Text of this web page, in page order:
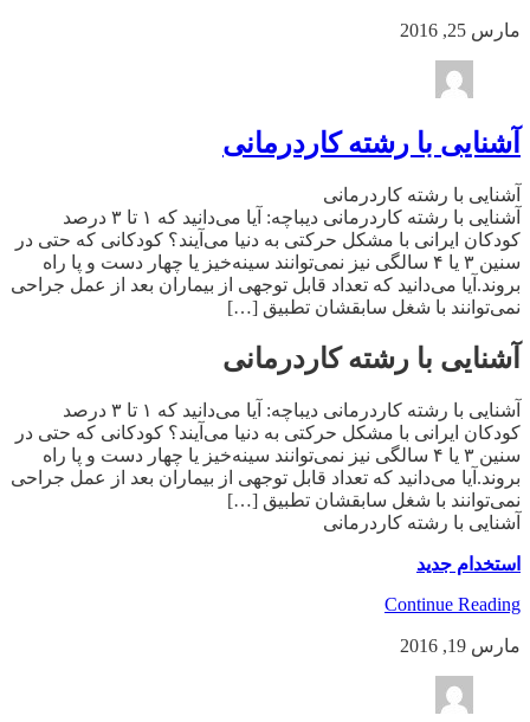
مارس 25, 2016
آشنایی با رشته کاردرمانی
آشنایی با رشته کاردرمانی
آشنایی با رشته کاردرمانی دیباچه: آیا می‌دانید که ۱ تا ۳ درصد
کودکان ایرانی با مشکل حرکتی به دنیا می‌آیند؟ کودکانی که حتی در
سنین ۳ یا ۴ سالگی نیز نمی‌توانند سینه‌خیز یا چهار دست و پا راه
بروند.آیا می‌دانید که تعداد قابل توجهی از بیماران بعد از عمل جراحی
نمی‌توانند با شغل سابقشان تطبیق […]
آشنایی با رشته کاردرمانی
آشنایی با رشته کاردرمانی دیباچه: آیا می‌دانید که ۱ تا ۳ درصد
کودکان ایرانی با مشکل حرکتی به دنیا می‌آیند؟ کودکانی که حتی در
سنین ۳ یا ۴ سالگی نیز نمی‌توانند سینه‌خیز یا چهار دست و پا راه
بروند.آیا می‌دانید که تعداد قابل توجهی از بیماران بعد از عمل جراحی
نمی‌توانند با شغل سابقشان تطبیق […]
آشنایی با رشته کاردرمانی
استخدام جدید
Continue Reading
مارس 19, 2016